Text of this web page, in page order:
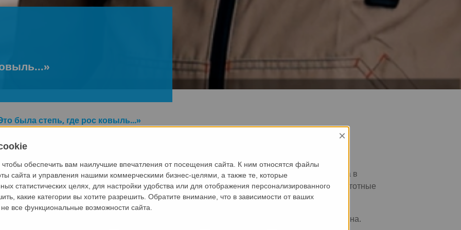
была степь, где рос ковыль...»
начиналось.
2022 году, является крупнейшим и самым современным заводом сборного железобетона в
Используя технологию MAX-truder, завод выпускает предварительно напряженные пустотные
сваи мощностью 450 000 погонных метров в год.
предлагая инновационные решения в области производства сборного железобетона.
×
обеспечить вам наилучшие впечатления от посещения сайта. К ним относятся файлы
сайта и управления нашими коммерческими бизнес-целями, а также те, которые
статистических целях, для настройки удобства или для отображения персонализированного
какие категории вы хотите разрешить. Обратите внимание, что в зависимости от ваших
все функциональные возможности сайта.